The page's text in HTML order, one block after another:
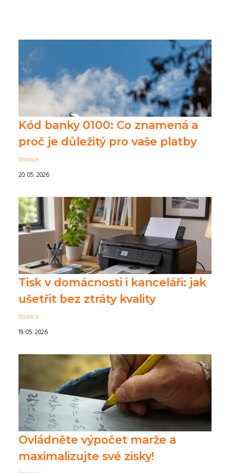
Kód banky 0100: Co znamená a
proč je důležitý pro vaše platby
finance
20. 05. 2026
Tisk v domácnosti i kanceláři: jak
ušetřit bez ztráty kvality
finance
19. 05. 2026
Ovládněte výpočet marže a
maximalizujte své zisky!